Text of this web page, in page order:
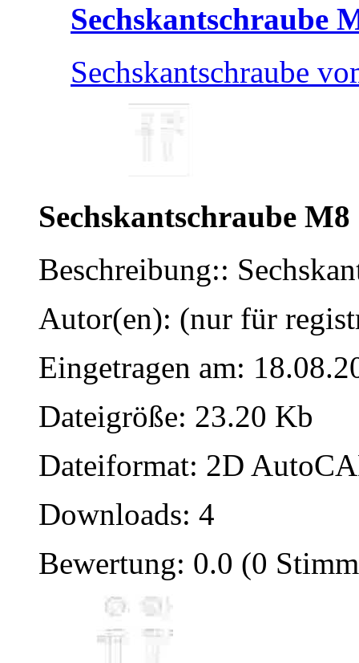
Sechskantschraube
Sechskantschraube
Sechskantschraube M8
Beschreibung::
Autor(en): (nur für
Eingetragen am:
Dateigröße: 23.20 Kb
Dateiformat: 2D
Downloads: 4
Bewertung: 0.0 (0